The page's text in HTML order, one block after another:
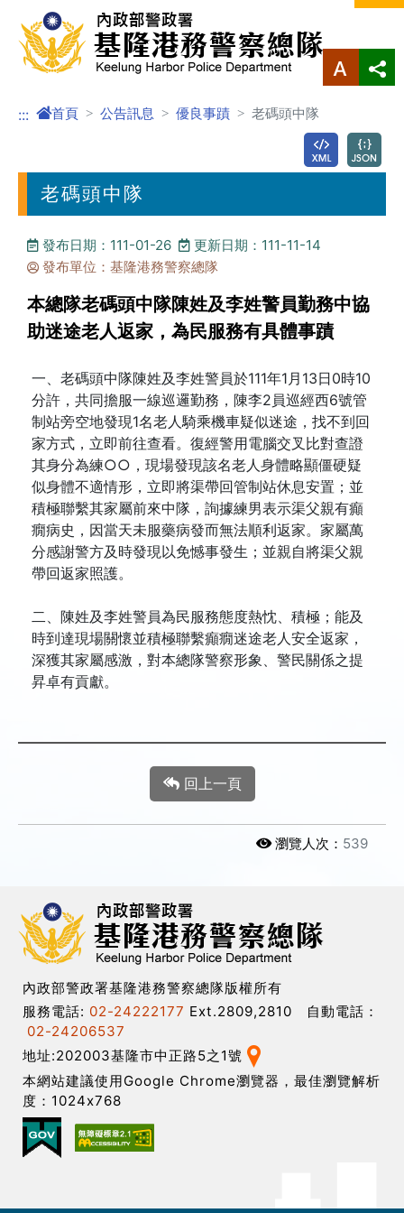
進入內容區塊
::: 首頁 公告訊息 優良事蹟 老碼頭中隊
老碼頭中隊
發布日期：111-01-26
更新日期：111-11-14
發布單位：基隆港務警察總隊
本總隊老碼頭中隊陳姓及李姓警員勤務中協
助迷途老人返家，為民服務有具體事蹟
一、老碼頭中隊陳姓及李姓警員於111年1月13日0時10
分許，共同擔服一線巡邏勤務，陳李2員巡經西6號管
制站旁空地發現1名老人騎乘機車疑似迷途，找不到回
家方式，立即前往查看。復經警用電腦交叉比對查證
其身分為練○○，現場發現該名老人身體略顯僵硬疑
似身體不適情形，立即將渠帶回管制站休息安置；並
積極聯繫其家屬前來中隊，詢據練男表示渠父親有癲
癇病史，因當天未服藥病發而無法順利返家。家屬萬
分感謝警方及時發現以免憾事發生；並親自將渠父親
帶回返家照護。
二、陳姓及李姓警員為民服務態度熱忱、積極；能及
時到達現場關懷並積極聯繫癲癇迷途老人安全返家，
深獲其家屬感激，對本總隊警察形象、警民關係之提
昇卓有貢獻。
回上一頁
瀏覽人次： 539
內政部警政署基隆港務警察總隊版權所有
服務電話: 02-24222177 Ext.2809,2810 自動電話：
02-24206537
地址:202003基隆市中正路5之1號
本網站建議使用Google Chrome瀏覽器，最佳瀏覽解析
度：1024x768